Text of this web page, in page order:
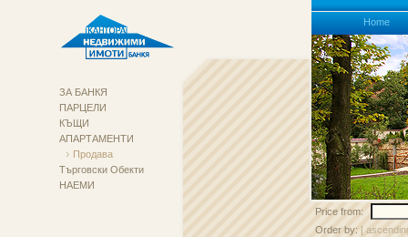
ЗА БАНКЯ
ПАРЦЕЛИ
КЪЩИ
АПАРТАМЕНТИ
Продава
Търговски Обекти
НАЕМИ
Homе
Price from:
Order by: [